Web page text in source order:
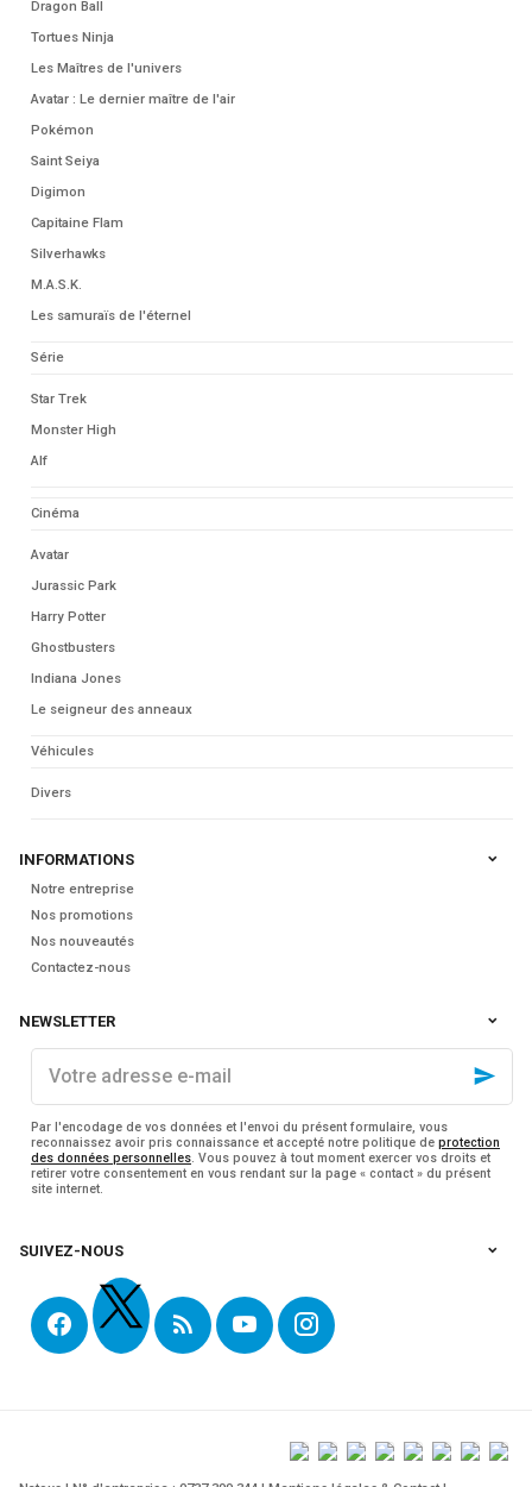
Dragon Ball
Tortues Ninja
Les Maîtres de l'univers
Avatar : Le dernier maître de l'air
Pokémon
Saint Seiya
Digimon
Capitaine Flam
Silverhawks
M.A.S.K.
Les samuraïs de l'éternel
Série
Star Trek
Monster High
Alf
Cinéma
Avatar
Jurassic Park
Harry Potter
Ghostbusters
Indiana Jones
Le seigneur des anneaux
Véhicules
Divers
INFORMATIONS
Notre entreprise
Nos promotions
Nos nouveautés
Contactez-nous
NEWSLETTER
Votre
adresse
Par l'encodage de vos données et l'envoi du présent formulaire, vous
reconnaissez avoir pris connaissance et accepté notre politique de protection
des données personnelles. Vous pouvez à tout moment exercer vos droits et
retirer votre consentement en vous rendant sur la page « contact » du présent
site internet.
SUIVEZ-NOUS